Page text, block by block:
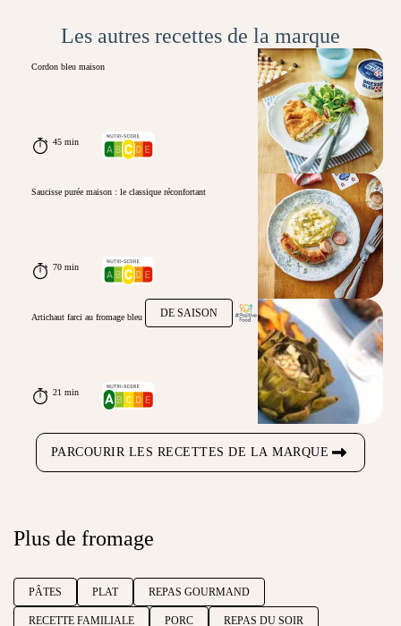
Les autres recettes de la marque
Cordon bleu maison
45 min
Saucisse purée maison : le classique réconfortant
70 min
DE SAISON
Artichaut farci au fromage bleu
21 min
PARCOURIR LES RECETTES DE LA MARQUE
Plus de fromage
PÂTES PLAT REPAS GOURMAND
RECETTE FAMILIALE PORC REPAS DU SOIR